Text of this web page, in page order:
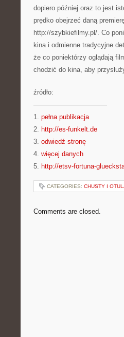
dopiero później oraz to jest
prędko obejrzeć daną
http://szybkiefilmy.pl/. Co
kina i odmienne tradycyjne
że co poniektórzy oglądają
chodzić do kina, aby
źródło:
———————————
1. pełna publikacja
2. http://es-funkelt.de
3. odwiedź stronę
4. więcej danych
5. http://etsv-fortuna-
CATEGORIES: CHUSTY I
Comments are closed.